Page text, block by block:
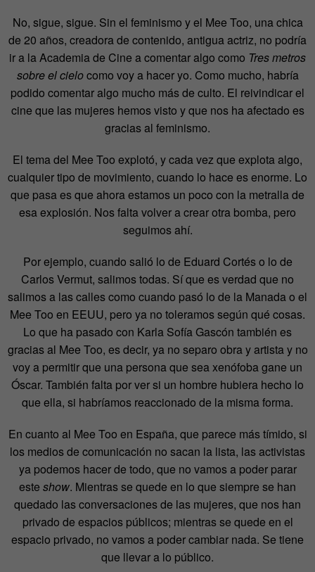
No, sigue, sigue. Sin el feminismo y el Mee Too, una chica
de 20 años, creadora de contenido, antigua actriz, no podría
ir a la Academia de Cine a comentar algo como Tres metros
sobre el cielocomo voy a hacer yo. Como mucho, habría
podido comentar algo mucho más de culto. El reivindicar el
cine que las mujeres hemos visto y que nos ha afectado es
gracias al feminismo.
El tema del Mee Too explotó, y cada vez que explota algo,
cualquier tipo de movimiento, cuando lo hace es enorme. Lo
que pasa es que ahora estamos un poco con la metralla de
esa explosión. Nos falta volver a crear otra bomba, pero
seguimos ahí.
Por ejemplo, cuando salió lo de Eduard Cortés o lo de
Carlos Vermut, salimos todas. Sí que es verdad que no
salimos a las calles como cuando pasó lo de la Manada o el
Mee Too en EEUU, pero ya no toleramos según qué cosas.
Lo que ha pasado con Karla Sofía Gascón también es
gracias al Mee Too, es decir, ya no separo obra y artista y no
voy a permitir que una persona que sea xenófoba gane un
Óscar. También falta por ver si un hombre hubiera hecho lo
que ella, si habríamos reaccionado de la misma forma.
En cuanto al Mee Too en España, que parece más tímido, si
los medios de comunicación no sacan la lista, las activistas
ya podemos hacer de todo, que no vamos a poder parar
este show. Mientras se quede en lo que siempre se han
quedado las conversaciones de las mujeres, que nos han
privado de espacios públicos; mientras se quede en el
espacio privado, no vamos a poder cambiar nada. Se tiene
que llevar a lo público.